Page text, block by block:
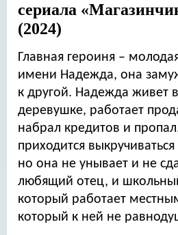
сериала
(2024)
Главная героиня –
имени Надежда, она
к другой. Надежда живет
деревушке, работает
набрал кредитов и
приходится
но она не унывает и не
любящий отец, и
который работает
который к ней не